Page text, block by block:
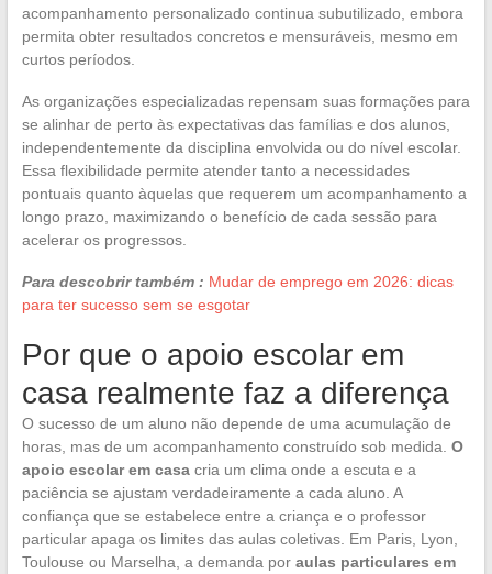
acompanhamento personalizado continua subutilizado, embora
permita obter resultados concretos e mensuráveis, mesmo em
curtos períodos.
As organizações especializadas repensam suas formações para
se alinhar de perto às expectativas das famílias e dos alunos,
independentemente da disciplina envolvida ou do nível escolar.
Essa flexibilidade permite atender tanto a necessidades
pontuais quanto àquelas que requerem um acompanhamento a
longo prazo, maximizando o benefício de cada sessão para
acelerar os progressos.
Para descobrir também : Mudar de emprego em 2026: dicas
para ter sucesso sem se esgotar
Por que o apoio escolar em
casa realmente faz a diferença
O sucesso de um aluno não depende de uma acumulação de
horas, mas de um acompanhamento construído sob medida. O
apoio escolar em casacria um clima onde a escuta e a
paciência se ajustam verdadeiramente a cada aluno. A
confiança que se estabelece entre a criança e o professor
particular apaga os limites das aulas coletivas. Em Paris, Lyon,
Toulouse ou Marselha, a demanda por aulas particulares em